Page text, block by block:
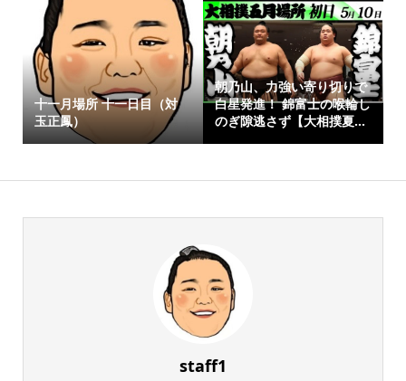
十一月場所 十一日目（対
玉正鳳）
朝乃山、力強い寄り切りで
白星発進！ 錦富士の喉輪し
のぎ隙逃さず【大相撲夏...
staff1